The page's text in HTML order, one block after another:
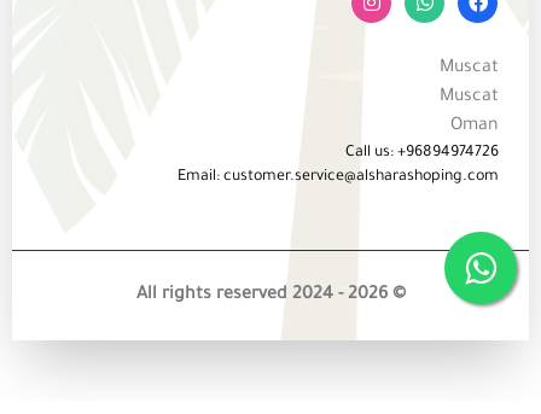
Muscat
Muscat
Oman
Call us: +96894974726
Email: customer.service@alsharashoping.com
© 2026 - All rights reserved 2024